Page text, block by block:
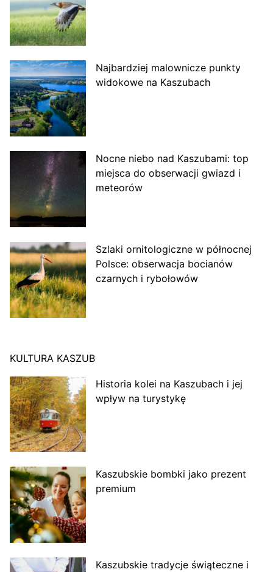
Najbardziej malownicze punkty
widokowe na Kaszubach
Nocne niebo nad Kaszubami: top
miejsca do obserwacji gwiazd i
meteorów
Szlaki ornitologiczne w północnej
Polsce: obserwacja bocianów
czarnych i rybołowów
KULTURA KASZUB
Historia kolei na Kaszubach i jej
wpływ na turystykę
Kaszubskie bombki jako prezent
premium
Kaszubskie tradycje świąteczne i